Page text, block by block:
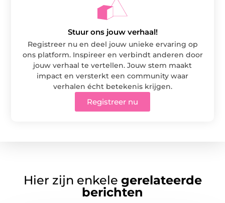
Stuur ons jouw verhaal!
Registreer nu en deel jouw unieke ervaring op
ons platform. Inspireer en verbindt anderen door
jouw verhaal te vertellen. Jouw stem maakt
impact en versterkt een community waar
verhalen écht betekenis krijgen.
Registreer nu
Hier zijn enkele gerelateerde
berichten